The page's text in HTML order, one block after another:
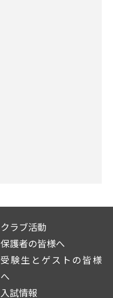
クラブ活動
保護者の皆様へ
受験生とゲストの皆様
へ
入試情報